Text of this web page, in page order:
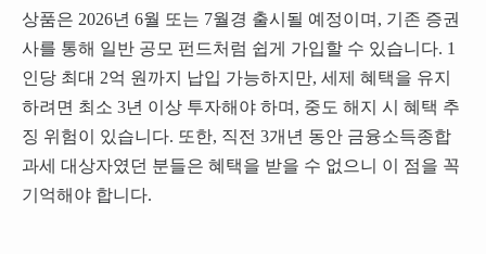
상품은 2026년 6월 또는 7월경 출시될 예정이며, 기존 증권
사를 통해 일반 공모 펀드처럼 쉽게 가입할 수 있습니다. 1
인당 최대 2억 원까지 납입 가능하지만, 세제 혜택을 유지
하려면 최소 3년 이상 투자해야 하며, 중도 해지 시 혜택 추
징 위험이 있습니다. 또한, 직전 3개년 동안 금융소득종합
과세 대상자였던 분들은 혜택을 받을 수 없으니 이 점을 꼭
기억해야 합니다.